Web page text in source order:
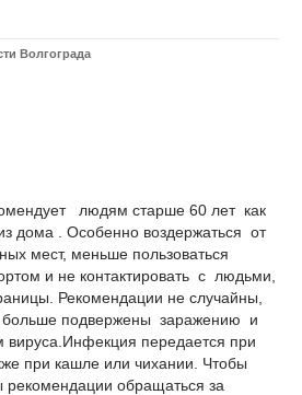
Волгограда
людям старше 60 лет как
дома . Особенно воздержаться от
мест, меньше пользоваться
и не контактировать с людьми,
Рекомендации не случайны,
подвержены заражению и
вируса.Инфекция передается при
при кашле или чихании. Чтобы
рекомендации обращаться за